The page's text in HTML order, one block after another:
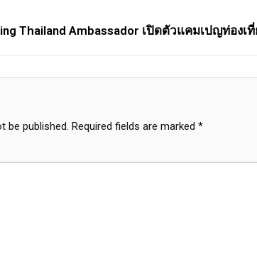
Thailand Ambassador เปิดตัวแคมเปญท่องเ
be published. Required fields are marked *